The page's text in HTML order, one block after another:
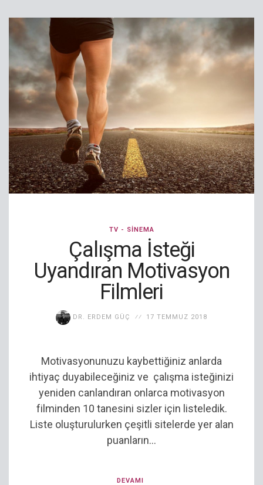
TV - SINEMA
Çalışma İsteği
Uyandıran Motivasyon
Filmleri
DR. ERDEM GÜÇ 17 TEMMUZ 2018
Motivasyonunuzu kaybettiğiniz anlarda
ihtiyaç duyabileceğiniz ve çalışma isteğinizi
yeniden canlandıran onlarca motivasyon
filminden 10 tanesini sizler için listeledik.
Liste oluşturulurken çeşitli sitelerde yer alan
puanların...
DEVAMI